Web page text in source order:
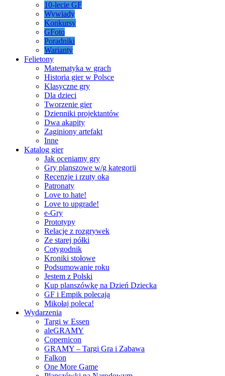
10-lecie GF
Wywiady
Konkursy
GFoto
Poradniki
Warianty
Felietony
Matematyka w grach
Historia gier w Polsce
Klasyczne gry
Dla dzieci
Tworzenie gier
Dzienniki projektantów
Dwa akapity
Zaginiony artefakt
Inne
Katalog gier
Jak oceniamy gry
Gry planszowe w/g kategorii
Recenzje i rzuty oka
Patronaty
Love to hate!
Love to upgrade!
e-Gry
Prototypy
Relacje z rozgrywek
Ze starej półki
Cotygodnik
Kroniki stołowe
Podsumowanie roku
Jestem z Polski
Kup planszówkę na Dzień Dziecka
GF i Empik polecają
Mikołaj poleca!
Wydarzenia
Targi w Essen
aleGRAMY
Copernicon
GRAMY – Targi Gra i Zabawa
Falkon
One More Game